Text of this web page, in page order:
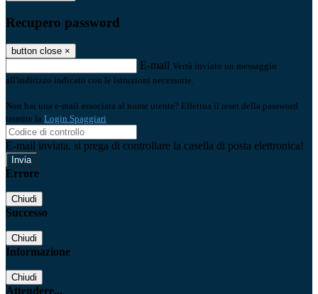
Recupero password
button close ×
E-mail Verrà inviato un messaggio
all'indirizzo indicato con le istruzioni necessarie.
Non hai una e-mail associata al nome utente? Effettua il reset della password
tramite la Login Spaggiari
E-mail inviata, si prega di controllare la casella di posta elettronica!
Errore
Chiudi
Successo
Chiudi
Informazione
Chiudi
Attendere...